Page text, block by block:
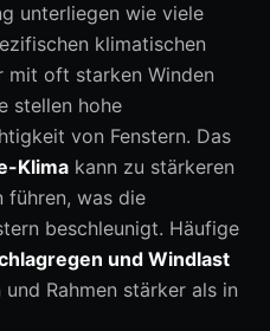
unterliegen wie viele
klimatischen
mit oft starken Winden
stellen hohe
von Fenstern. Das
Klima kann zu stärkeren
führen, was die
beschleunigt. Häufige
und Windlast
Rahmen stärker als in